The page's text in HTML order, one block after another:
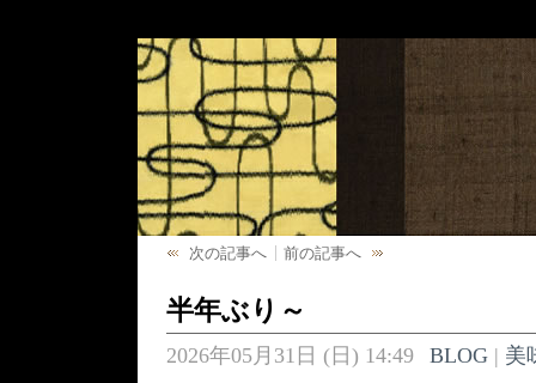
次の記事へ 前の記事へ
半年ぶり～
2026年05月31日 (日) 14:49 BLOG| 美